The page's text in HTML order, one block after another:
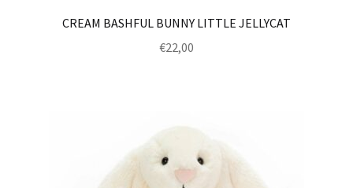
CREAM BASHFUL BUNNY LITTLE JELLYCAT
€22,00